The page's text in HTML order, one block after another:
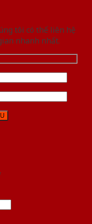
tôi có thể liên hệ
nhanh nhất.